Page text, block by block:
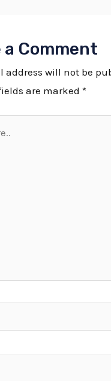
a Comment
address will not be
are marked *